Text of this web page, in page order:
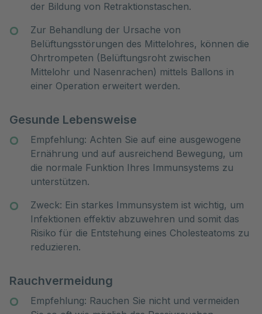
der Bildung von Retraktionstaschen.
Zur Behandlung der Ursache von
Belüftungsstörungen des Mittelohres, können die
Ohrtrompeten (Belüftungsroht zwischen
Mittelohr und Nasenrachen) mittels Ballons in
einer Operation erweitert werden.
Gesunde Lebensweise
Empfehlung: Achten Sie auf eine ausgewogene
Ernährung und auf ausreichend Bewegung, um
die normale Funktion Ihres Immunsystems zu
unterstützen.
Zweck: Ein starkes Immunsystem ist wichtig, um
Infektionen effektiv abzuwehren und somit das
Risiko für die Entstehung eines Cholesteatoms zu
reduzieren.
Rauchvermeidung
Empfehlung: Rauchen Sie nicht und vermeiden